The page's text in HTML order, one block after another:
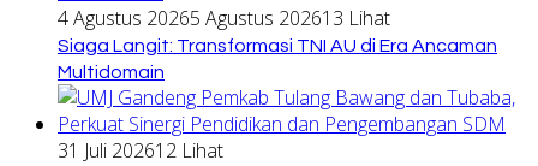
4 Agustus 20265 Agustus 202613 Lihat
Siaga Langit: Transformasi TNI AU di Era Ancaman
Multidomain
31 Juli 202612 Lihat